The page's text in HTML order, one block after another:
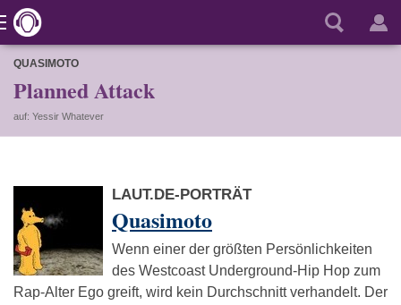
QUASIMOTO
Planned Attack
auf: Yessir Whatever
LAUT.DE-PORTRÄT
Quasimoto
Wenn einer der größten Persönlichkeiten
des Westcoast Underground-Hip Hop zum
Rap-Alter Ego greift, wird kein Durchschnitt verhandelt. Der